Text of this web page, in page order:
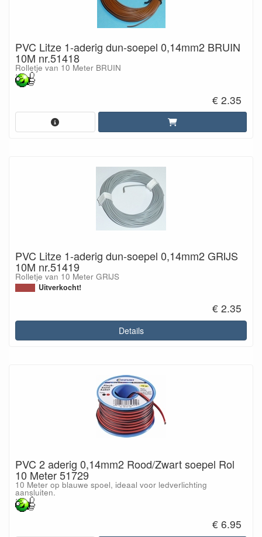
PVC Litze 1-aderig dun-soepel 0,14mm2 BRUIN
10M nr.51418
Rolletje van 10 Meter BRUIN
€ 2.35
PVC Litze 1-aderig dun-soepel 0,14mm2 GRIJS
10M nr.51419
Rolletje van 10 Meter GRIJS
Uitverkocht!
€ 2.35
Details
PVC 2 aderig 0,14mm2 Rood/Zwart soepel Rol
10 Meter 51729
10 Meter op blauwe spoel, ideaal voor ledverlichting
aansluiten.
€ 6.95